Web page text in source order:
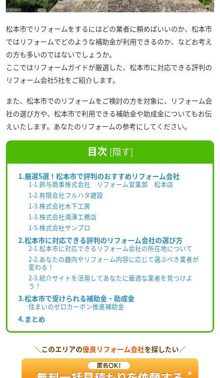
松本市でリフォームをするにはどの業者に頼めばいいのか、松本市
ではリフォームでどのような補助金が利用できるのか、などお考え
の方も多いのではないでしょうか。
ここではリフォームガイドが厳選した、松本市に対応できる評判の
リフォーム会社5社をご紹介します。
また、松本市でのリフォームをご検討の方を対象に、リフォーム会
社の選び方や、松本市で利用できる補助金や助成金についてもお伝
えいたします。あなたのリフォームの参考にしてください。
目次 [隠す]
1.厳選5選！松本市で評判のおすすめリフォーム会社
1-1.鈴与商事株式会社 リフォーム営業部 松本店
1-2.有限会社フルハタ建設
1-3.株式会社木下工房
1-3.株式会社滝澤工務店
1-5.株式会社サンプロ
2.松本市に対応できる評判のリフォーム会社の選び方
2-1.松本市に対応できるリフォーム会社の所在地について
2-2.あなたの趣向やリフォーム内容に応じて選ぶべき業者が
変わる！
2-3.紹介サイトを活用してあなたに最適な業者を見つけよ
う！
3.松本市で受けられる補助金・助成金
住まいのゼロカーボン推進補助金
4.まとめ
＼このエリアの優良リフォーム会社を探したい／